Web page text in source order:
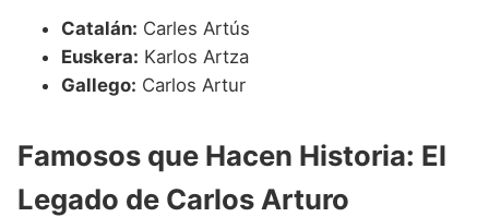
Catalán: Carles Artús
Euskera: Karlos Artza
Gallego: Carlos Artur
Famosos que Hacen Historia: El
Legado de Carlos Arturo